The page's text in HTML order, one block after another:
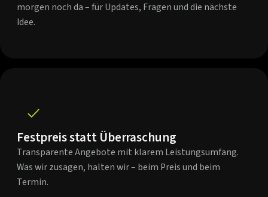
morgen noch da – für Updates, Fragen und die nächste
Idee.
Festpreis statt Überraschung
Transparente Angebote mit klarem Leistungsumfang.
Was wir zusagen, halten wir – beim Preis und beim
Termin.